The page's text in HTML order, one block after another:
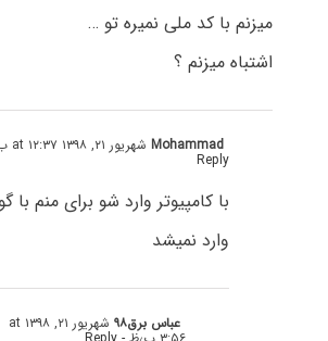
میزنم با کد ملی نمیره تو …
اشتباه میزنم ؟
Mohammadشهریور ۲۱, ۱۳۹۸ at ۱۲:۳۷ ب٫ظ
Reply
با کامپیوتر وارد شو برای منم با
وارد نمیشد
عباس برق۹۸ شهریور ۲۱, ۱۳۹۸ at